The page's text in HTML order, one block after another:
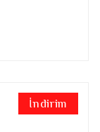
İndirim